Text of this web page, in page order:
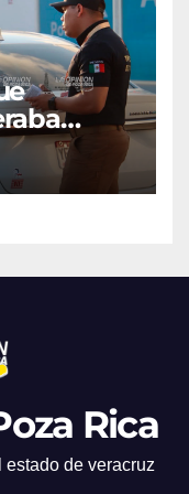
digital en
Rica
de veracruz